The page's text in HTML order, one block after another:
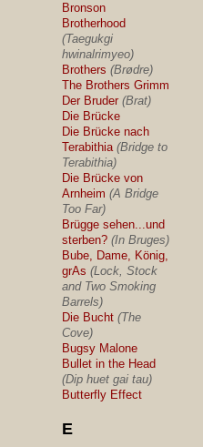
Bronson
Brotherhood
(Taegukgi
hwinalrimyeo)
Brothers (Brødre)
The Brothers Grimm
Der Bruder (Brat)
Die Brücke
Die Brücke nach
Terabithia (Bridge to
Terabithia)
Die Brücke von
Arnheim (A Bridge
Too Far)
Brügge sehen...und
sterben? (In Bruges)
Bube, Dame, König,
grAs (Lock, Stock
and Two Smoking
Barrels)
Die Bucht (The
Cove)
Bugsy Malone
Bullet in the Head
(Dip huet gai tau)
Butterfly Effect
E